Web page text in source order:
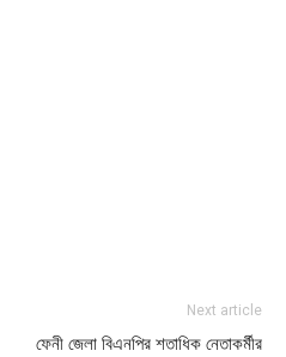
Next article
ফেনী জেলা বিএনপির শতাধিক নেতাকর্মীর